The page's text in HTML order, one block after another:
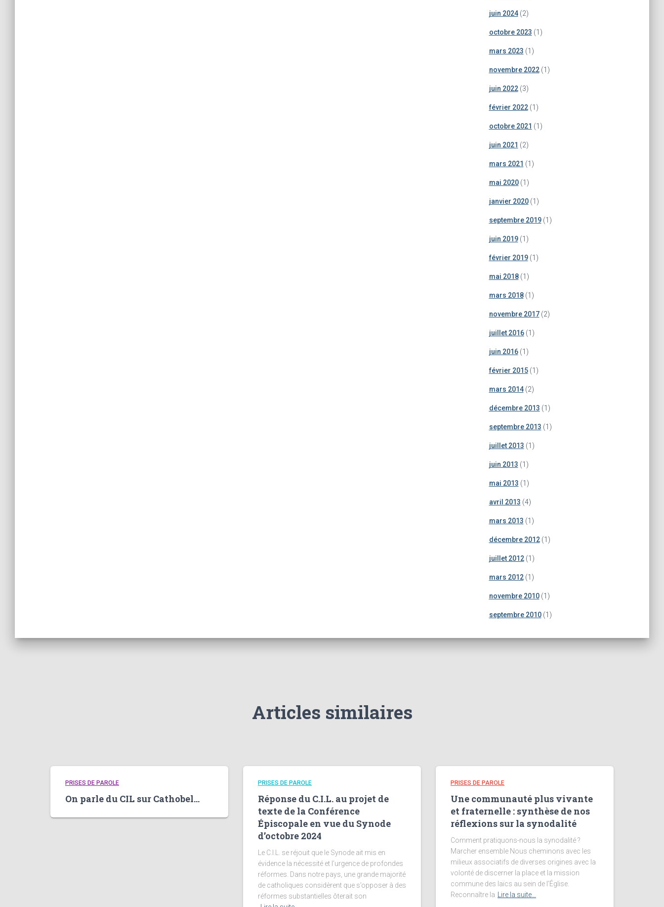
juin 2024(2)
octobre 2023 (1)
mars 2023 (1)
novembre 2022(1)
juin 2022(3)
février 2022(1)
octobre 2021 (1)
juin 2021 (2)
mars 2021 (1)
mai 2020(1)
janvier 2020(1)
septembre 2019(1)
juin 2019(1)
février 2019(1)
mai 2018(1)
mars 2018(1)
novembre 2017(2)
juillet 2016(1)
juin 2016(1)
février 2015(1)
mars 2014(2)
décembre 2013 (1)
septembre 2013 (1)
juillet 2013 (1)
juin 2013 (1)
mai 2013 (1)
avril 2013 (4)
mars 2013 (1)
décembre 2012(1)
juillet 2012(1)
mars 2012(1)
novembre 2010(1)
septembre 2010(1)
Articles similaires
PRISES DE PAROLE
On parle du CIL sur Cathobel…
PRISES DE PAROLE
Réponse du C.I.L. au projet de
texte de la Conférence
Épiscopale en vue du Synode
d’octobre 2024
Le C.I.L. se réjouit que le Synode ait mis en
évidence la nécessité et l’urgence de profondes
réformes. Dans notre pays, une grande majorité
de catholiques considèrent que s’opposer à des
réformes substantielles ôterait son
PRISES DE PAROLE
Une communauté plus vivante
et fraternelle : synthèse de nos
réflexions sur la synodalité
Comment pratiquons-nous la synodalité ?
Marcher ensemble Nous cheminons avec les
milieux associatifs de diverses origines avec la
volonté de discerner la place et la mission
commune des laïcs au sein de l’Église.
Reconnaître la
Lire la suite…